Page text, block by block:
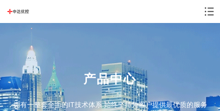
产品中心
拥有一整套全面的IT技术体系 始终坚持为客户提供最优质的服务